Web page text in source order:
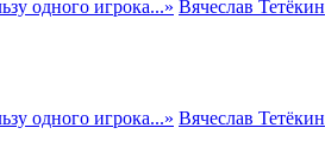
одного игрока...» Вячеслав Тетёкин
одного игрока...» Вячеслав Тетёкин